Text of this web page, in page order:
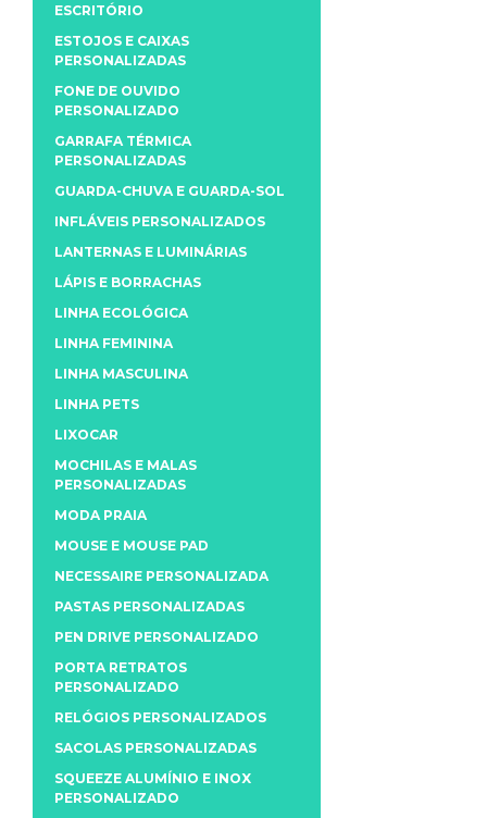
ESCRITÓRIO
ESTOJOS E CAIXAS
PERSONALIZADAS
FONE DE OUVIDO
PERSONALIZADO
GARRAFA TÉRMICA
PERSONALIZADAS
GUARDA-CHUVA E GUARDA-SOL
INFLÁVEIS PERSONALIZADOS
LANTERNAS E LUMINÁRIAS
LÁPIS E BORRACHAS
LINHA ECOLÓGICA
LINHA FEMININA
LINHA MASCULINA
LINHA PETS
LIXOCAR
MOCHILAS E MALAS
PERSONALIZADAS
MODA PRAIA
MOUSE E MOUSE PAD
NECESSAIRE PERSONALIZADA
PASTAS PERSONALIZADAS
PEN DRIVE PERSONALIZADO
PORTA RETRATOS
PERSONALIZADO
RELÓGIOS PERSONALIZADOS
SACOLAS PERSONALIZADAS
SQUEEZE ALUMÍNIO E INOX
PERSONALIZADO